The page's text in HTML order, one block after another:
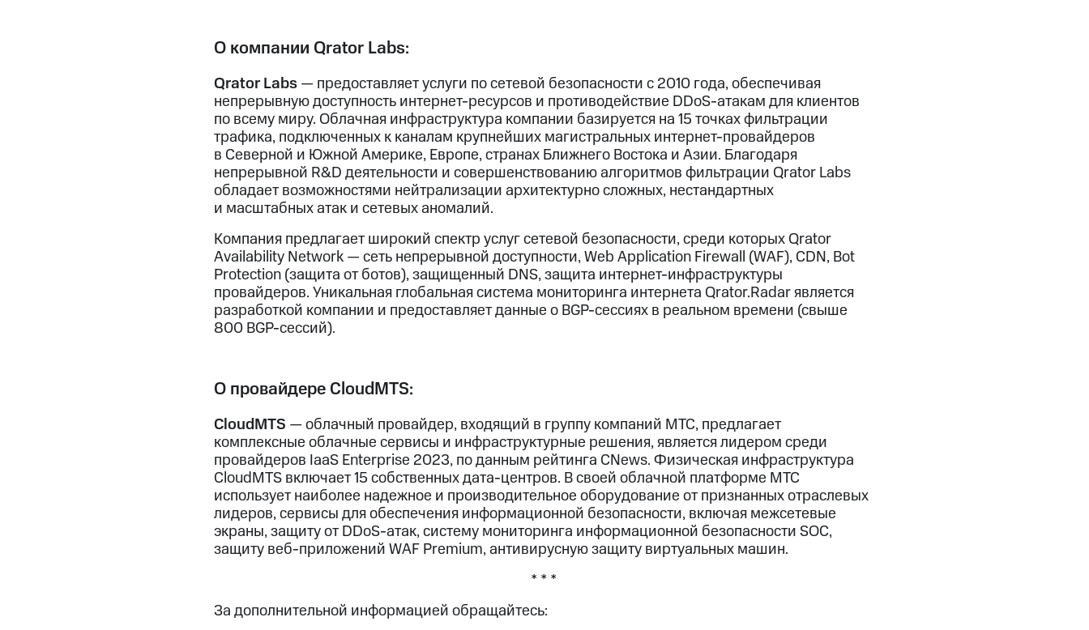
О компании Qrator Labs:
Qrator Labs— предоставляет услуги по сетевой безопасности с 2010 года, обеспечивая
непрерывную доступность интернет-ресурсов и противодействие DDoS-атакам для клиентов
по всему миру. Облачная инфраструктура компании базируется на 15 точках фильтрации
трафика, подключенных к каналам крупнейших магистральных интернет-провайдеров
в Северной и Южной Америке, Европе, странах Ближнего Востока и Азии. Благодаря
непрерывной R&D деятельности и совершенствованию алгоритмов фильтрации Qrator Labs
обладает возможностями нейтрализации архитектурно сложных, нестандартных
и масштабных атак и сетевых аномалий.
Компания предлагает широкий спектр услуг сетевой безопасности, среди которых Qrator
Availability Network — сеть непрерывной доступности, Web Application Firewall (WAF), CDN, Bot
Protection (защита от ботов), защищенный DNS, защита интернет-инфраструктуры
провайдеров. Уникальная глобальная система мониторинга интернета Qrator.Radar является
разработкой компании и предоставляет данные о BGP-сессиях в реальном времени (свыше
800 BGP-сессий).
О провайдере CloudMTS:
CloudMTS — облачный провайдер, входящий в группу компаний МТС, предлагает
комплексные облачные сервисы и инфраструктурные решения, является лидером среди
провайдеров IaaS Enterprise 2023, по данным рейтинга CNews. Физическая инфраструктура
CloudMTS включает 15 собственных дата-центров. В своей облачной платформе МТС
использует наиболее надежное и производительное оборудование от признанных отраслевых
лидеров, сервисы для обеспечения информационной безопасности, включая межсетевые
экраны, защиту от DDoS-атак, систему мониторинга информационной безопасности SOC,
защиту веб-приложений WAF Premium, антивирусную защиту виртуальных машин.
* * *
За дополнительной информацией обращайтесь: